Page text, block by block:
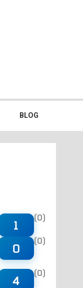
BLOG
1
(0)
0
(0)
4
(0)